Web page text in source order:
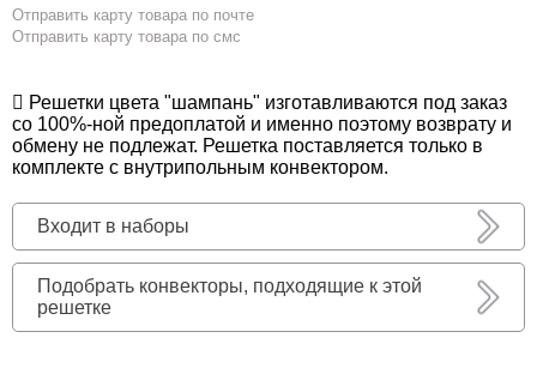
Отправить карту товара по почте
Отправить карту товара по смс
Решетки цвета "шампань" изготавливаются под заказ
со 100%-ной предоплатой и именно поэтому возврату и
обмену не подлежат. Решетка поставляется только в
комплекте с внутрипольным конвектором.
Входит в наборы
Подобрать конвекторы, подходящие к этой
решетке